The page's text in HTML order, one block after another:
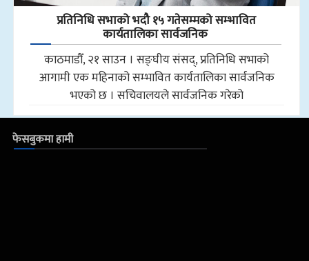
प्रतिनिधि सभाको भदौ १५ गतेसम्मको सम्भावित
कार्यतालिका सार्वजनिक
काठमाडौँ, २१ साउन । सङ्घीय संसद्, प्रतिनिधि सभाको
आगामी एक महिनाको सम्भावित कार्यतालिका सार्वजनिक
भएको छ । सचिवालयले सार्वजनिक गरेको
फेसबुकमा हामी